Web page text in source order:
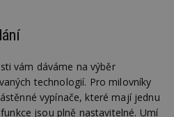
vám dáváme na výběr
technologií. Pro milovníky
vypínače, které mají jednu
jsou plně nastavitelné. Umí